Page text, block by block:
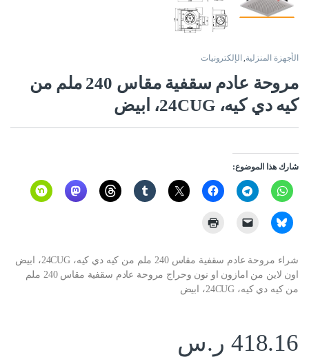
الأجهزة المنزلية ,الإلكترونيات
مروحة عادم سقفية مقاس 240 ملم من
كيه دي كيه، 24CUG، ابيض
شارك هذا الموضوع:
شراء مروحة عادم سقفية مقاس 240 ملم من كيه دي كيه، 24CUG، ابيض
اون لاين من امازون او نون وحراج مروحة عادم سقفية مقاس 240 ملم
من كيه دي كيه، 24CUG، ابيض
418.16 ر.س